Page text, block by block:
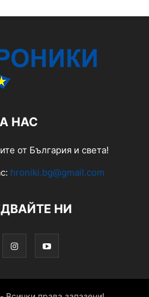
НАС
от България и света!
hroniki.bg@gmail.com
НИ